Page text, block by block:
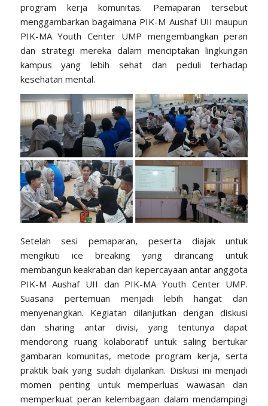
program kerja komunitas. Pemaparan tersebut
menggambarkan bagaimana PIK-M Aushaf UII maupun
PIK-MA Youth Center UMP mengembangkan peran
dan strategi mereka dalam menciptakan lingkungan
kampus yang lebih sehat dan peduli terhadap
kesehatan mental.
Setelah sesi pemaparan, peserta diajak untuk
mengikuti ice breaking yang dirancang untuk
membangun keakraban dan kepercayaan antar anggota
PIK-M Aushaf UII dan PIK-MA Youth Center UMP.
Suasana pertemuan menjadi lebih hangat dan
menyenangkan. Kegiatan dilanjutkan dengan diskusi
dan sharing antar divisi, yang tentunya dapat
mendorong ruang kolaboratif untuk saling bertukar
gambaran komunitas, metode program kerja, serta
praktik baik yang sudah dijalankan. Diskusi ini menjadi
momen penting untuk memperluas wawasan dan
memperkuat peran kelembagaan dalam mendampingi